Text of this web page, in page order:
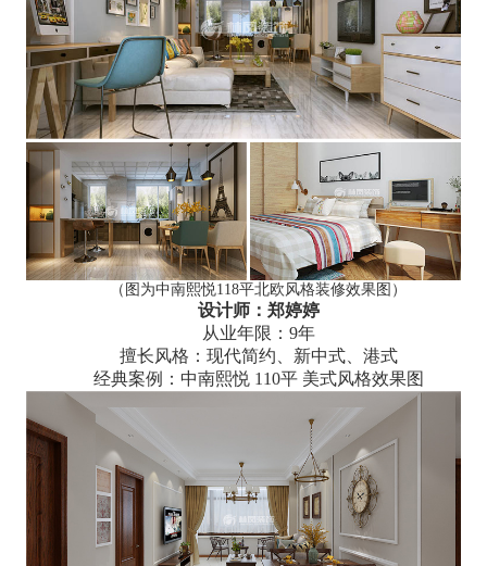
（图为中南熙悦118平北欧风格装修效果图）
设计师：郑婷婷
从业年限：9年
擅长风格：现代简约、新中式、港式
经典案例：中南熙悦 110平 美式风格效果图